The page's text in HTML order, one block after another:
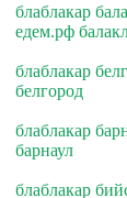
блаблакар
едем.рф
блаблакар
белгород
блаблакар
барнаул
блаблакар